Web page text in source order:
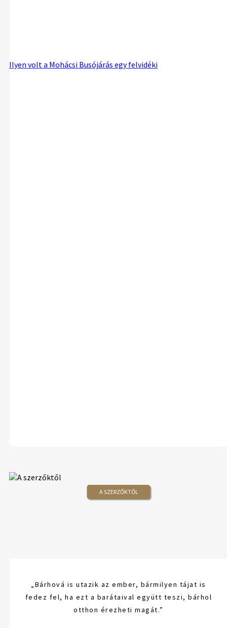
Ilyen volt a Mohácsi Busójárás egy felvidéki
A SZERZŐKTŐL
„Bárhová is utazik az ember, bármilyen tájat is
fedez fel, ha ezt a barátaival együtt teszi, bárhol
otthon érezheti magát.”